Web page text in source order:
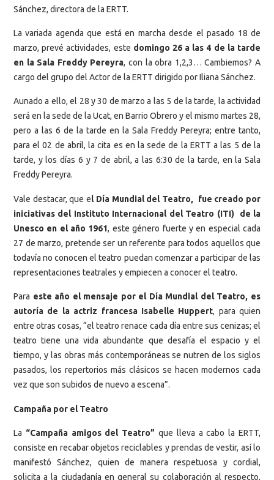
Sánchez, directora de la ERTT.
La variada agenda que está en marcha desde el pasado 18 de
marzo, prevé actividades, este domingo 26 a las 4 de la tarde
en la Sala Freddy Pereyra, con la obra 1,2,3… Cambiemos? A
cargo del grupo del Actor de la ERTT dirigido por Iliana Sánchez.
Aunado a ello, el 28 y 30 de marzo a las 5 de la tarde, la actividad
será en la sede de la Ucat, en Barrio Obrero y el mismo martes 28,
pero a las 6 de la tarde en la Sala Freddy Pereyra; entre tanto,
para el 02 de abril, la cita es en la sede de la ERTT a las 5 de la
tarde, y los días 6 y 7 de abril, a las 6:30 de la tarde, en la Sala
Freddy Pereyra.
Vale destacar, que el Día Mundial del Teatro, fue creado por
iniciativas del Instituto Internacional del Teatro (ITI) de la
Unesco en el año 1961, este género fuerte y en especial cada
27 de marzo, pretende ser un referente para todos aquellos que
todavía no conocen el teatro puedan comenzar a participar de las
representaciones teatrales y empiecen a conocer el teatro.
Para este año el mensaje por el Día Mundial del Teatro, es
autoría de la actriz francesa Isabelle Huppert, para quien
entre otras cosas, “el teatro renace cada día entre sus cenizas; el
teatro tiene una vida abundante que desafía el espacio y el
tiempo, y las obras más contemporáneas se nutren de los siglos
pasados, los repertorios más clásicos se hacen modernos cada
vez que son subidos de nuevo a escena”.
Campaña por el Teatro
La “Campaña amigos del Teatro” que lleva a cabo la ERTT,
consiste en recabar objetos reciclables y prendas de vestir, así lo
manifestó Sánchez, quien de manera respetuosa y cordial,
solicita a la ciudadanía en general su colaboración al respecto,